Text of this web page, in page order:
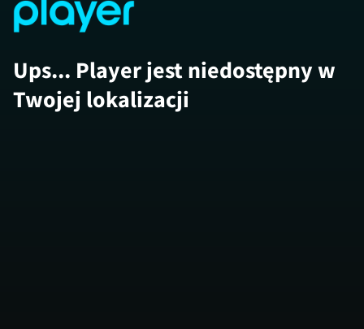
Ups... Player jest niedostępny w
Twojej lokalizacji